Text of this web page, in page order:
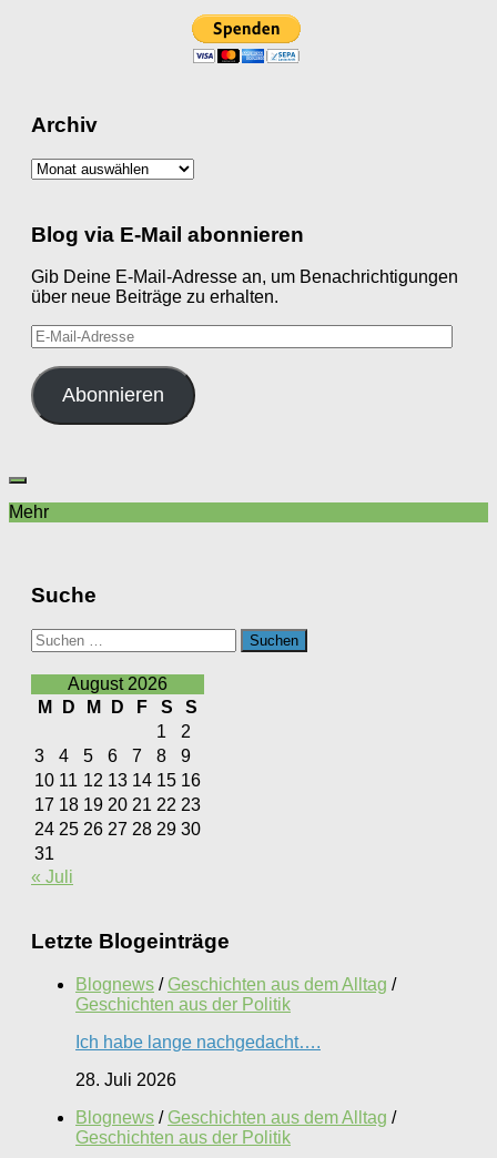
Archiv
Archiv
Blog via E-Mail abonnieren
Gib Deine E-Mail-Adresse an, um Benachrichtigungen
über neue Beiträge zu erhalten.
E-
Mail-
Adresse
Abonnieren
Mehr
Suche
Suchen
nach:
August 2026
M
D M D F S
S
1
2
3
4 5 6 7 8
9
10 11 12 13 14 15 16
17 18 19 20 21 22 23
24 25 26 27 28 29 30
31
« Juli
Letzte Blogeinträge
Blognews / Geschichten aus dem Alltag /
Geschichten aus der Politik
Ich habe lange nachgedacht….
28. Juli 2026
Blognews / Geschichten aus dem Alltag /
Geschichten aus der Politik